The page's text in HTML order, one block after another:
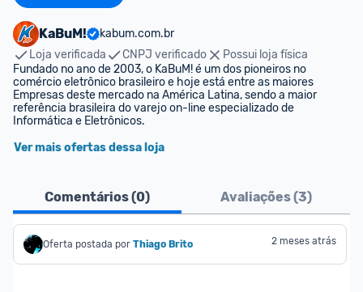
KaBuM!
kabum.com.br
Loja verificada
CNPJ verificado
Possui loja física
Fundado no ano de 2003, o KaBuM! é um dos pioneiros no
comércio eletrônico brasileiro e hoje está entre as maiores
Empresas deste mercado na América Latina, sendo a maior
referência brasileira do varejo on-line especializado de
Informática e Eletrônicos.
Ver mais ofertas dessa loja
Comentários (0) Avaliações (3)
Oferta postada por Thiago Brito 2 meses atrás